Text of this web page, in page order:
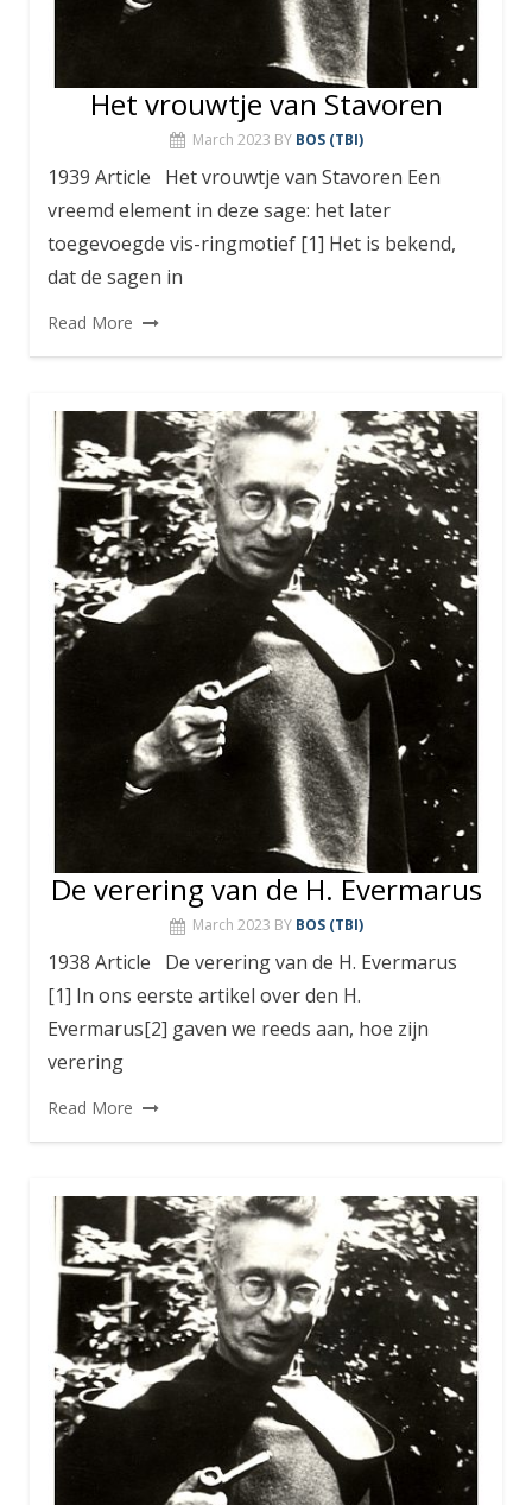
Het vrouwtje van Stavoren
March 2023 BY BOS (TBI)
1939 Article Het vrouwtje van Stavoren Een
vreemd element in deze sage: het later
toegevoegde vis-ringmotief [1] Het is bekend,
dat de sagen in
Read More
De verering van de H. Evermarus
March 2023 BY BOS (TBI)
1938 Article De verering van de H. Evermarus
[1] In ons eerste artikel over den H.
Evermarus[2] gaven we reeds aan, hoe zijn
verering
Read More